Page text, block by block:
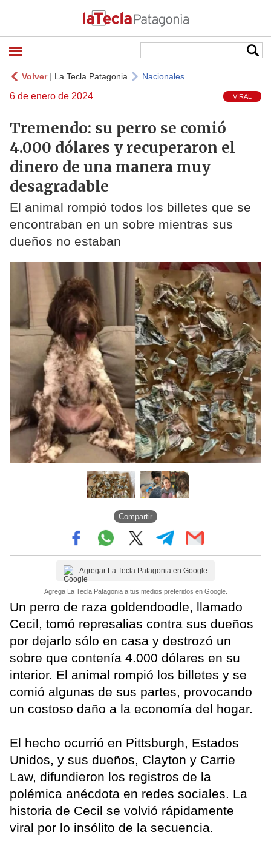
Volver| La Tecla Patagonia Nacionales
6 de enero de 2024 VIRAL
Tremendo: su perro se comió
4.000 dólares y recuperaron el
dinero de una manera muy
desagradable
El animal rompió todos los billetes que se
encontraban en un sobre mientras sus
dueños no estaban
Compartir
Agregar La Tecla Patagonia en Google
Agrega La Tecla Patagonia a tus medios preferidos en Google.
Un perro de raza goldendoodle, llamado
Cecil, tomó represalias contra sus dueños
por dejarlo sólo en casa y destrozó un
sobre que contenía 4.000 dólares en su
interior. El animal rompió los billetes y se
comió algunas de sus partes, provocando
un costoso daño a la economía del hogar.
El hecho ocurrió en Pittsburgh, Estados
Unidos, y sus dueños, Clayton y Carrie
Law, difundieron los registros de la
polémica anécdota en redes sociales. La
historia de Cecil se volvió rápidamente
viral por lo insólito de la secuencia.